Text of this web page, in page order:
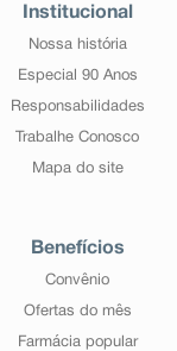
Institucional
Nossa história
Especial 90 Anos
Responsabilidades
Trabalhe Conosco
Mapa do site
Benefícios
Convênio
Ofertas do mês
Farmácia popular